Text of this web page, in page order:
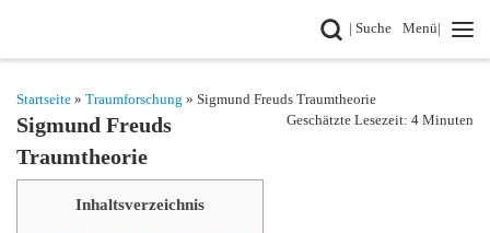
| SucheSearch
Menü|
Startseite » Traumforschung » Sigmund Freuds Traumtheorie
Geschätzte Lesezeit: 4 Minuten
Sigmund Freuds
Traumtheorie
Inhaltsverzeichnis